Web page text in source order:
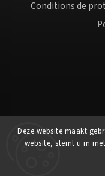
Deze website maakt
website, stemt u in
Conditions de